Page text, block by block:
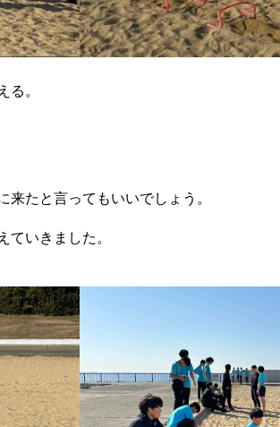
参加方法
る。
たと言ってもいいでしょう。
ていきました。